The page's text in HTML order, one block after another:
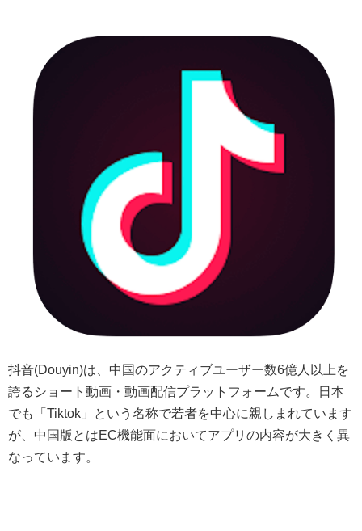
抖音(Douyin)は、中国のアクティブユーザー数6億人以上を
誇るショート動画・動画配信プラットフォームです。日本
でも「Tiktok」という名称で若者を中心に親しまれています
が、中国版とはEC機能面においてアプリの内容が大きく異
なっています。